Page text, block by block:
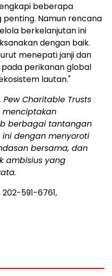
beberapa
penting. Namun rencana
berkelanjutan ini
dengan baik.
menepati janji dan
perikanan global
lautan."
Charitable Trusts
berbagai tantangan
dengan menyoroti
bersama, dan
ambisius yang
591-6761,